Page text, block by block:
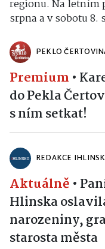
regionu. Na letním
srpna a v sobotu 8.
PEKLO
Premium •
do Pekla
s ním setkat!
REDAKCE
Aktuálně •
Hlinska
narozeniny,
starosta města